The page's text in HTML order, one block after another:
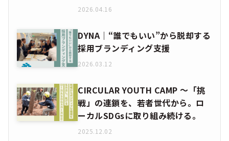
2026.04.16
DYNA｜“誰でもいい”から脱却する
採用ブランディング支援
2026.03.12
CIRCULAR YOUTH CAMP ～「挑
戦」の連鎖を、若者世代から。ロ
ーカルSDGsに取り組み続ける。
2025.12.02